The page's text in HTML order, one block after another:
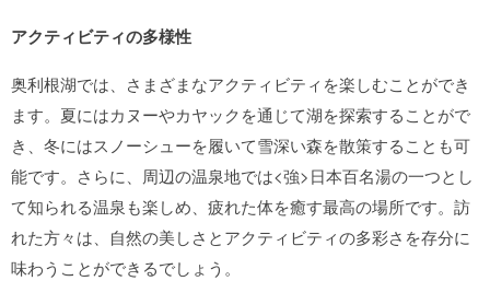
アクティビティの多様性
奥利根湖では、さまざまなアクティビティを楽しむことができ
ます。夏にはカヌーやカヤックを通じて湖を探索することがで
き、冬にはスノーシューを履いて雪深い森を散策することも可
能です。さらに、周辺の温泉地では<強>日本百名湯の一つとし
て知られる温泉も楽しめ、疲れた体を癒す最高の場所です。訪
れた方々は、自然の美しさとアクティビティの多彩さを存分に
味わうことができるでしょう。